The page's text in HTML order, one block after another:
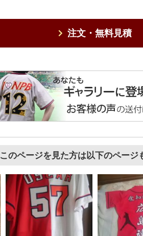
注文・無料見積
このページを見た方は以下のページ